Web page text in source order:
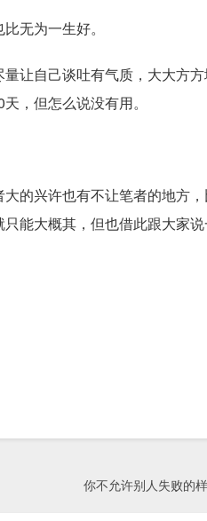
无为一生好。
让自己谈吐有气质，大大方方
，但怎么说没有用。
的兴许也有不让笔者的地方
只能大概其，但也借此跟大家
你不允许别人失败的